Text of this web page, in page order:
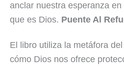
anclar nuestra esperanza
que es Dios. Puente Al
El libro utiliza la metáfora
cómo Dios nos ofrece